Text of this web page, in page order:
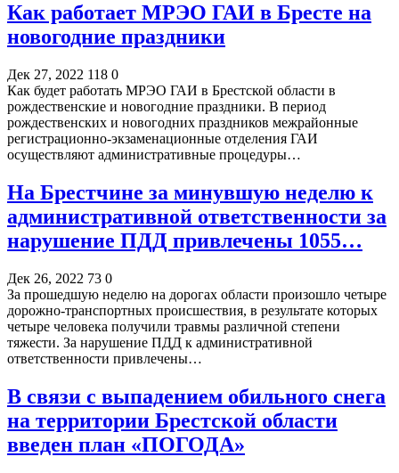
Как работает МРЭО ГАИ в Бресте на
новогодние праздники
Дек 27, 2022 118 0
Как будет работать МРЭО ГАИ в Брестской области в
рождественские и новогодние праздники. В период
рождественских и новогодних праздников межрайонные
регистрационно-экзаменационные отделения ГАИ
осуществляют административные процедуры…
На Брестчине за минувшую неделю к
административной ответственности за
нарушение ПДД привлечены 1055…
Дек 26, 2022 73 0
За прошедшую неделю на дорогах области произошло четыре
дорожно-транспортных происшествия, в результате которых
четыре человека получили травмы различной степени
тяжести. За нарушение ПДД к административной
ответственности привлечены…
В связи с выпадением обильного снега
на территории Брестской области
введен план «ПОГОДА»